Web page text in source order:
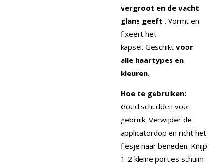
vergroot en de vacht
glans geeft . Vormt en
fixeert het
kapsel. Geschikt voor
alle haartypes en
kleuren.
Hoe te gebruiken:
Goed schudden voor
gebruik. Verwijder de
applicatordop en richt het
flesje naar beneden. Knijp
1-2 kleine porties schuim